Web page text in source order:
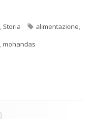
, Storia Tag
alimentazione,
,mohandas